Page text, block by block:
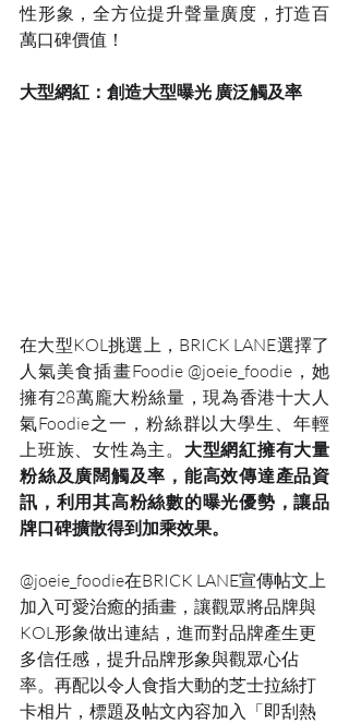
性形象，全方位提升聲量廣度，打造百
萬口碑價值！
大型網紅：創造大型曝光 廣泛觸及率
在大型KOL挑選上，BRICK LANE選擇了
人氣美食插畫Foodie @joeie_foodie，她
擁有28萬龐大粉絲量，現為香港十大人
氣Foodie之一，粉絲群以大學生、年輕
上班族、女性為主。 大型網紅擁有大量
粉絲及廣闊觸及率，能高效傳達產品資
訊，利用其高粉絲數的曝光優勢，讓品
牌口碑擴散得到加乘效果。
@joeie_foodie在BRICK LANE宣傳帖文上
加入可愛治癒的插畫，讓觀眾將品牌與
KOL形象做出連結，進而對品牌產生更
多信任感，提升品牌形象與觀眾心佔
率。再配以令人食指大動的芝士拉絲打
卡相片，標題及帖文內容加入「即刮熱